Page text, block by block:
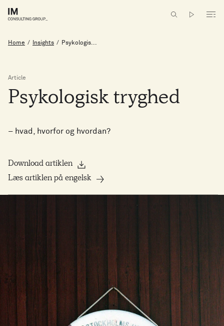
Home / Insights / Psykologis...
Article
Psykologisk tryghed
– hvad, hvorfor og hvordan?
Download artiklen
Læs artiklen på engelsk